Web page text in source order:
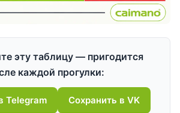
эту таблицу — пригодится
каждой прогулки:
Telegram Сохранить в VK